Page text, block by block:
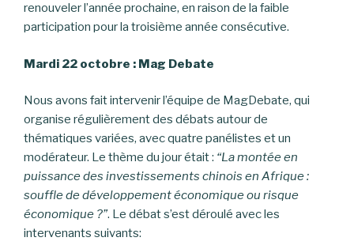
renouveler l’année prochaine, en raison de la faible
participation pour la troisième année consécutive.
Mardi 22 octobre : Mag Debate
Nous avons fait intervenir l’équipe de MagDebate, qui
organise régulièrement des débats autour de
thématiques variées, avec quatre panélistes et un
modérateur. Le thème du jour était : “La montée en
puissance des investissements chinois en Afrique :
souffle de développement économique ou risque
économique ?”. Le débat s’est déroulé avec les
intervenants suivants: